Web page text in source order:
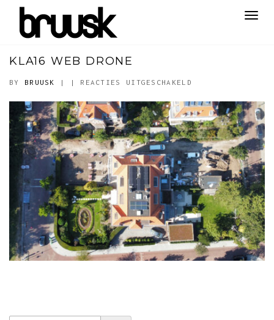
KLA16 WEB DRONE
BY BRUUSK | | REACTIES UITGESCHAKELD
WEB
DRONE